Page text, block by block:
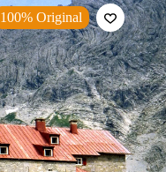
100% Original